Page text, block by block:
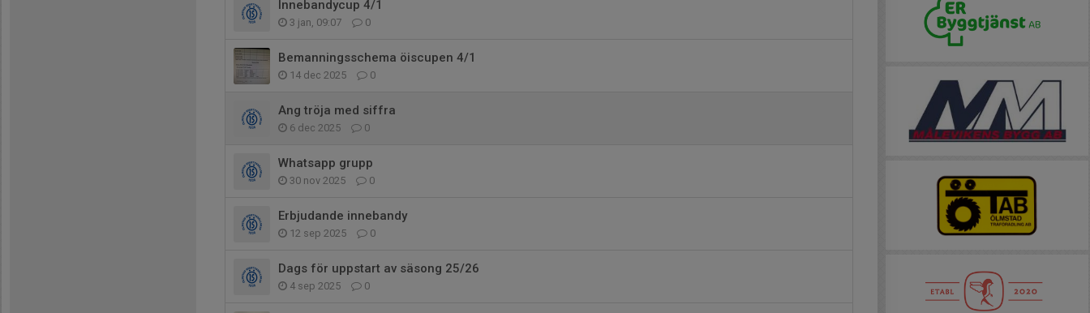
Innebandycup 4/1
3 jan, 09:07 0
Bemanningsschema öiscupen 4/1
14 dec 2025 0
Ang tröja med siffra
6 dec 2025 0
Whatsapp grupp
30 nov 2025 0
Erbjudande innebandy
12 sep 2025 0
Dags för uppstart av säsong 25/26
4 sep 2025 0